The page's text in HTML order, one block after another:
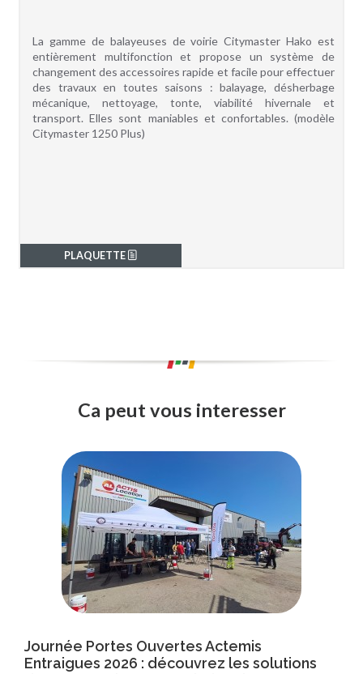
La gamme de balayeuses de voirie Citymaster Hako est
entièrement multifonction et propose un système de
changement des accessoires rapide et facile pour effectuer
des travaux en toutes saisons : balayage, désherbage
mécanique, nettoyage, tonte, viabilité hivernale et
transport. Elles sont maniables et confortables. (modèle
Citymaster 1250 Plus)
PLAQUETTE
Ca peut vous interesser
Journée Portes Ouvertes Actemis
Entraigues 2026 : découvrez les solutions